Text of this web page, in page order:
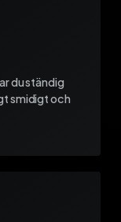
du ständig
smidigt och